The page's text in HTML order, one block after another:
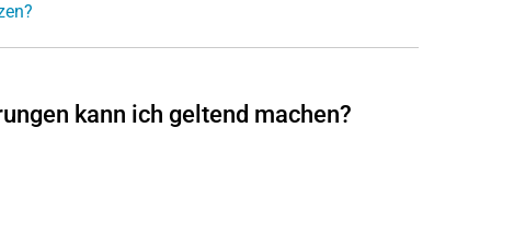
kann ich geltend machen?